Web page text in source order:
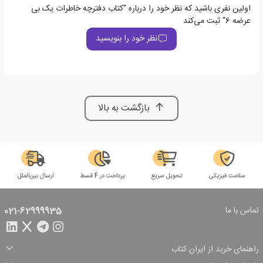
اولین نفری باشید که نظر خود را درباره "کتاب دفترچه خاطرات یک بی
عرضه 6" ثبت می‌کند
نظر خود را بنویسید
بازگشت به بالا
سلامت فیزیکی تحویل سریع پرداخت در 4 قسط ارسال بین‌الملل
تماس با ما 021-62999935
راهنمای خرید از ایران کتاب